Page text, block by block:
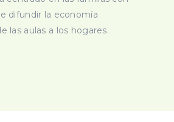
difundir la economía
las aulas a los hogares.